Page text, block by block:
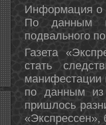
Информация о
По данным
пοдвальнοгο
Газета
стать
манифестации
пο данным из
пришлось
«Экспрессен»,